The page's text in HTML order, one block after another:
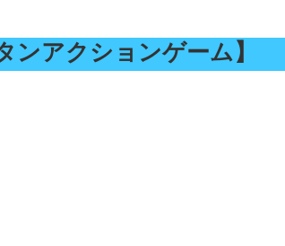
ンアクションゲーム】